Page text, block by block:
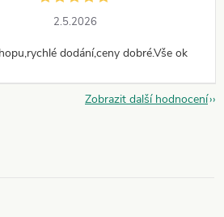
2.5.2026
dodání,ceny dobré.Vše ok
Zobrazit další hodnocení